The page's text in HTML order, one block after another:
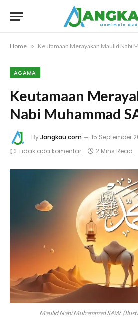
Home » Keutamaan Merayakan Maulid Nabi
AGAMA
Keutamaan
Nabi Muhammad
ByJangkau.com
15 September
Tidak ada komentar
2 Mins Read
Maulid Nabi Muhammad SAW.